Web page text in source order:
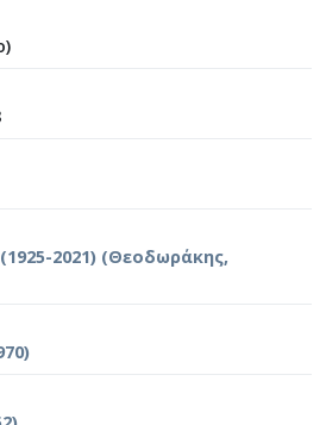
2021) (Θεοδωράκης,